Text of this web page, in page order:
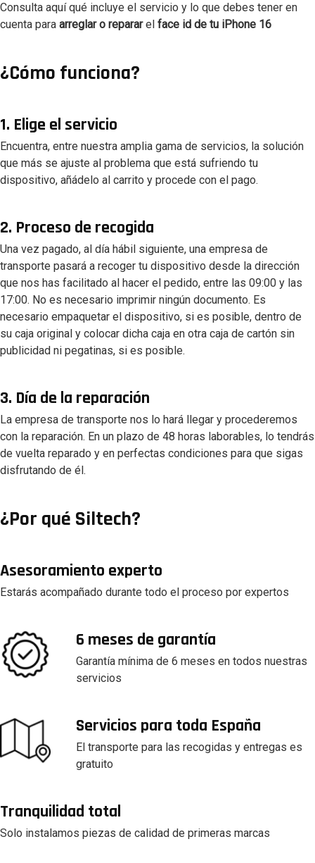
Consulta aquí qué incluye el servicio y lo que debes tener en
cuenta para arreglar o repararel face id de tu iPhone 16
¿Cómo funciona?
1. Elige el servicio
Encuentra, entre nuestra amplia gama de servicios, la solución
que más se ajuste al problema que está sufriendo tu
dispositivo, añádelo al carrito y procede con el pago.
2. Proceso de recogida
Una vez pagado, al día hábil siguiente, una empresa de
transporte pasará a recoger tu dispositivo desde la dirección
que nos has facilitado al hacer el pedido, entre las 09:00 y las
17:00. No es necesario imprimir ningún documento. Es
necesario empaquetar el dispositivo, si es posible, dentro de
su caja original y colocar dicha caja en otra caja de cartón sin
publicidad ni pegatinas, si es posible.
3. Día de la reparación
La empresa de transporte nos lo hará llegar y procederemos
con la reparación. En un plazo de 48 horas laborables, lo tendrás
de vuelta reparado y en perfectas condiciones para que sigas
disfrutando de él.
¿Por qué Siltech?
Asesoramiento experto
Estarás acompañado durante todo el proceso por expertos
6 meses de garantía
Garantía mínima de 6 meses en todos nuestras
servicios
Servicios para toda España
El transporte para las recogidas y entregas es
gratuito
Tranquilidad total
Solo instalamos piezas de calidad de primeras marcas